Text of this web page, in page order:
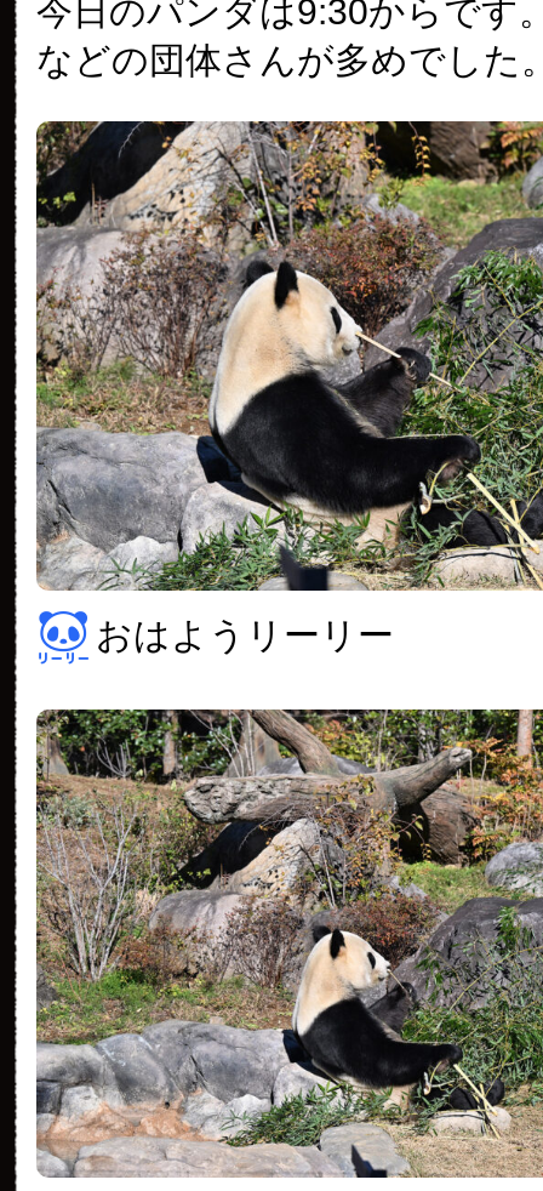
の
パ
ン
ダ
（3088
日
目）
は
今日のパンダは9:30からです
などの団体さんが多めでした
おはようリーリー